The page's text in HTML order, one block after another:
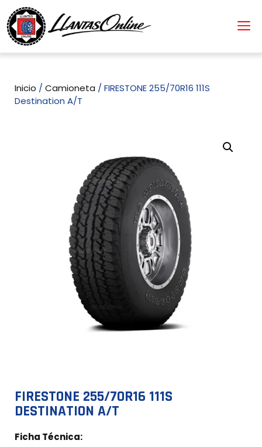
Inicio / Camioneta / FIRESTONE 255/70R16 111S
Destination A/T
FIRESTONE 255/70R16 111S
DESTINATION A/T
Ficha Técnica: